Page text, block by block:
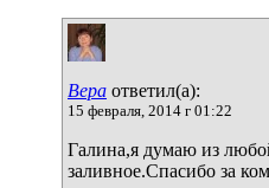
Вера ответил(а):
15 февраля, 2014 г 01:22
Галина,я думаю из
заливное.Спасибо за